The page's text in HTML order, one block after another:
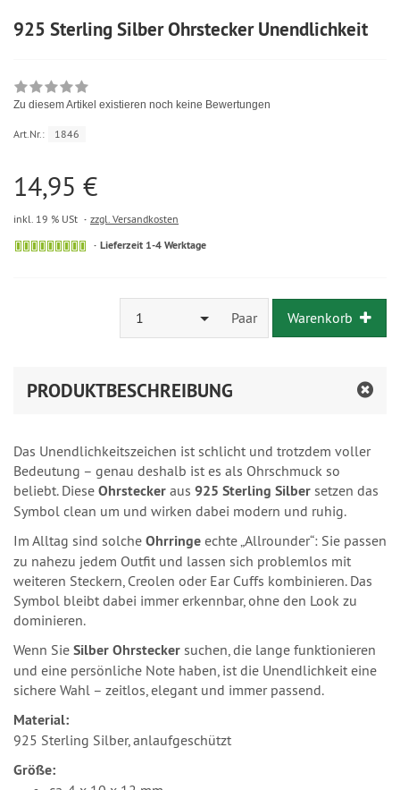
925 Sterling Silber Ohrstecker Unendlichkeit
Zu diesem Artikel existieren noch keine Bewertungen
Art.Nr.: 1846
14,95 €
inkl. 19 % USt zzgl. Versandkosten
Lieferzeit 1-4 Werktage
1 Paar Warenkorb
PRODUKTBESCHREIBUNG
Das Unendlichkeitszeichen ist schlicht und trotzdem voller
Bedeutung – genau deshalb ist es als Ohrschmuck so
beliebt. Diese Ohrstecker aus 925 Sterling Silber setzen das
Symbol clean um und wirken dabei modern und ruhig.
Im Alltag sind solche Ohrringe echte „Allrounder“: Sie passen
zu nahezu jedem Outfit und lassen sich problemlos mit
weiteren Steckern, Creolen oder Ear Cuffs kombinieren. Das
Symbol bleibt dabei immer erkennbar, ohne den Look zu
dominieren.
Wenn Sie Silber Ohrstecker suchen, die lange funktionieren
und eine persönliche Note haben, ist die Unendlichkeit eine
sichere Wahl – zeitlos, elegant und immer passend.
Material:
925 Sterling Silber, anlaufgeschützt
Größe: